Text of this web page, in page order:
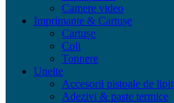
Camere video
Imprimante & Cartușe
Cartușe
Coli
Tonnere
Unelte
Accesorii pistoale de lipit
Adezivi & paste termice